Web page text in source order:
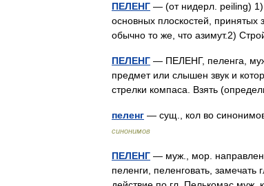
ПЕЛЕНГ — (от нидерл. peiling)
основных плоскостей, принятых
обычно то же, что азимут.2)
ПЕЛЕНГ — ПЕЛЕНГ, пеленга,
предмет или слышен звук и
стрелки компаса. Взять
пеленг — сущ., кол во
синонимов
ПЕЛЕНГ — муж., мор.
пеленги, пеленговать,